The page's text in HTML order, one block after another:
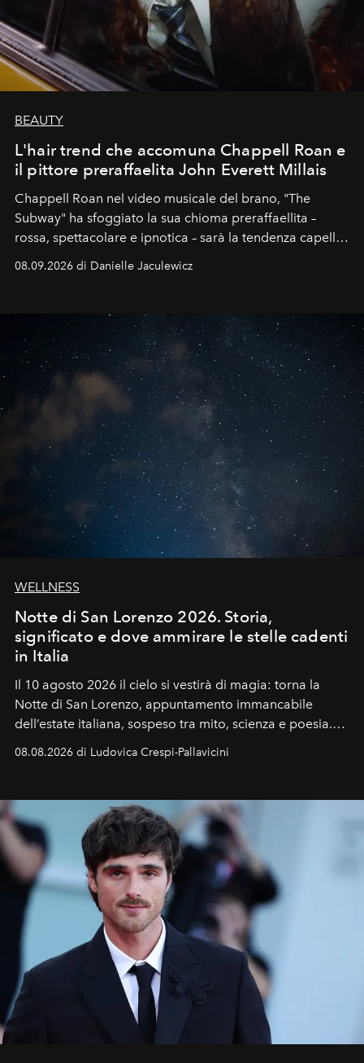
BEAUTY
L'hair trend che accomuna Chappell Roan e
il pittore preraffaelita John Everett Millais
Chappell Roan nel video musicale del brano, "The
Subway" ha sfoggiato la sua chioma preraffaellita –
rossa, spettacolare e ipnotica – sarà la tendenza capelli
dell'autunno?
08.09.2026 di Danielle Jaculewicz
WELLNESS
Notte di San Lorenzo 2026. Storia,
significato e dove ammirare le stelle cadenti
in Italia
Il 10 agosto 2026 il cielo si vestirà di magia: torna la
Notte di San Lorenzo, appuntamento immancabile
dell’estate italiana, sospeso tra mito, scienza e poesia.
Sarà il momento in cui gli occhi si alzano verso la volta
celeste per seguire il passaggio delle
all’universo i desideri più segreti
08.08.2026 di Ludovica Crespi-Pallavicini